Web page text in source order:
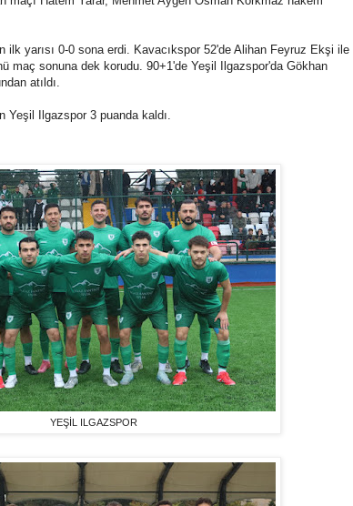
ilk yarısı 0-0 sona erdi. Kavacıkspor 52'de Alihan Feyruz Ekşi ile
maç sonuna dek korudu. 90+1'de Yeşil Ilgazspor'da Gökhan
atıldı.
Yeşil Ilgazspor 3 puanda kaldı.
YEŞİL ILGAZSPOR